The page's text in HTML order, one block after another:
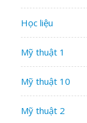
Học liệu
Mỹ thuật 1
Mỹ thuật 10
Mỹ thuật 2